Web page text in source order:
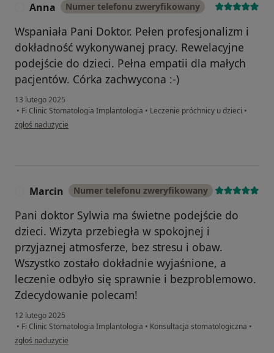
Anna Numer telefonu zweryfikowany
Wspaniała Pani Doktor. Pełen profesjonalizm i
dokładność wykonywanej pracy. Rewelacyjne
podejście do dzieci. Pełna empatii dla małych
pacjentów. Córka zachwycona :-)
13 lutego 2025
• Fi Clinic Stomatologia Implantologia • Leczenie próchnicy u dzieci •
w opinii użytkownika Anna
zgłoś nadużycie
Marcin Numer telefonu zweryfikowany
Pani doktor Sylwia ma świetne podejście do
dzieci. Wizyta przebiegła w spokojnej i
przyjaznej atmosferze, bez stresu i obaw.
Wszystko zostało dokładnie wyjaśnione, a
leczenie odbyło się sprawnie i bezproblemowo.
Zdecydowanie polecam!
12 lutego 2025
• Fi Clinic Stomatologia Implantologia • Konsultacja stomatologiczna •
w opinii użytkownika Marcin
zgłoś nadużycie